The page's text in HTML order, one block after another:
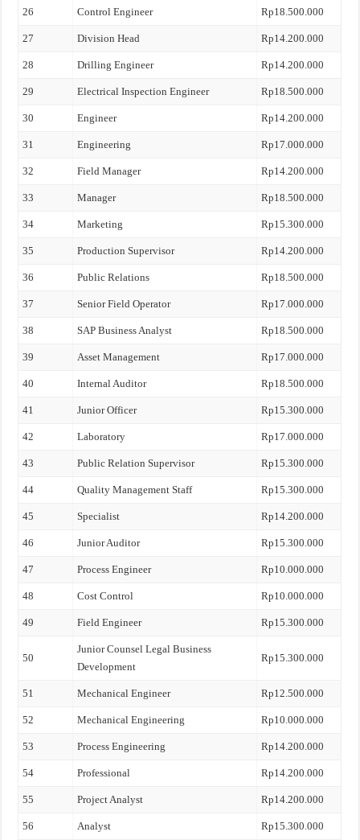
26 Control Engineer Rp18.500.000
27 Division Head Rp14.200.000
28 Drilling Engineer Rp14.200.000
29 Electrical Inspection Engineer Rp18.500.000
30 Engineer Rp14.200.000
31 Engineering Rp17.000.000
32 Field Manager Rp14.200.000
33 Manager Rp18.500.000
34 Marketing Rp15.300.000
35 Production Supervisor Rp14.200.000
36 Public Relations Rp18.500.000
37 Senior Field Operator Rp17.000.000
38 SAP Business Analyst Rp18.500.000
39 Asset Management Rp17.000.000
40 Internal Auditor Rp18.500.000
41 Junior Officer Rp15.300.000
42 Laboratory Rp17.000.000
43 Public Relation Supervisor Rp15.300.000
44 Quality Management Staff Rp15.300.000
45 Specialist Rp14.200.000
46 Junior Auditor Rp15.300.000
47 Process Engineer Rp10.000.000
48 Cost Control Rp10.000.000
49 Field Engineer Rp15.300.000
50
Junior Counsel Legal Business
Development
Rp15.300.000
51 Mechanical Engineer Rp12.500.000
52 Mechanical Engineering Rp10.000.000
53 Process Engineering Rp14.200.000
54 Professional Rp14.200.000
55 Project Analyst Rp14.200.000
56 Analyst Rp15.300.000